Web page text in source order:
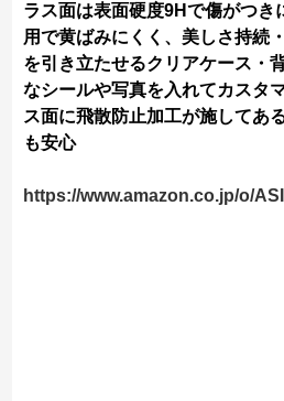
ラス面は表面硬度9Hで傷がつき
用で黄ばみにくく、美しさ持続
を引き立たせるクリアケース・
なシールや写真を入れてカスタ
ス面に飛散防止加工が施してあ
も安心
https://www.amazon.co.jp/o/